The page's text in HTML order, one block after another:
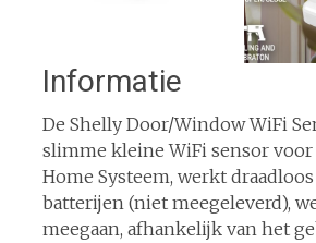
Informatie
De Shelly Door/Window WiFi
slimme kleine WiFi sensor
Home Systeem, werkt draadloos
batterijen (niet meegeleverd),
meegaan, afhankelijk van het